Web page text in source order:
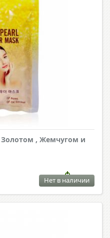
Золотом , Жемчугом и
Нет в наличии